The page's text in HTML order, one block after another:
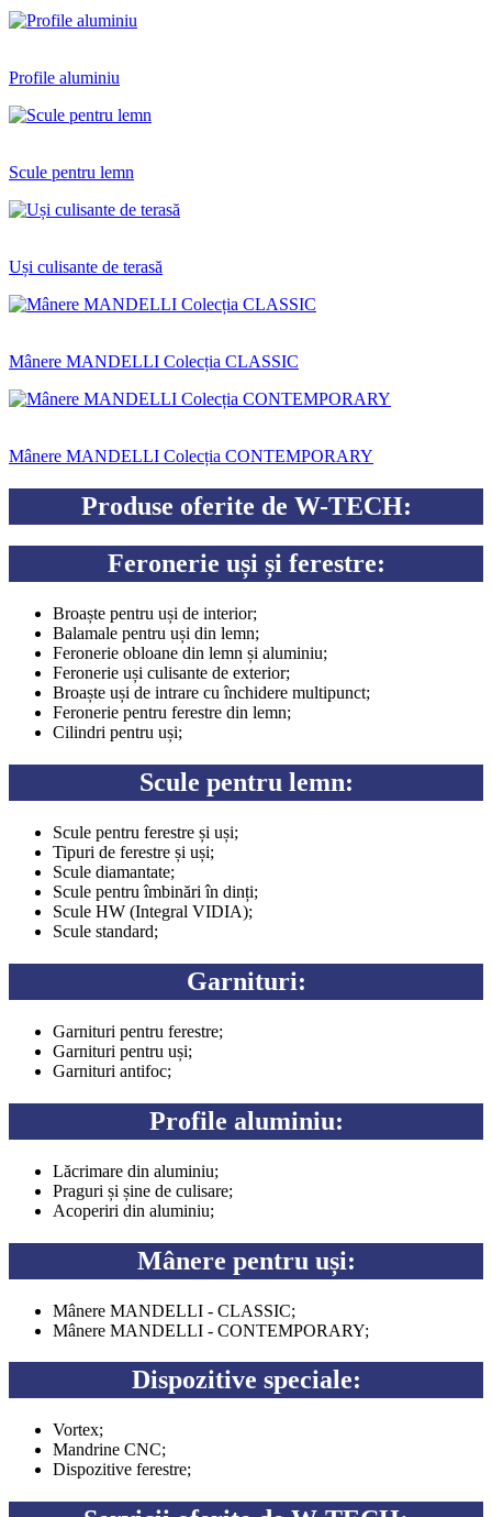
Profile aluminiu
Scule pentru lemn
Uși culisante de terasă
Mânere MANDELLI Colecția CLASSIC
Mânere MANDELLI Colecția CONTEMPORARY
Produse oferite de W-TECH:
Feronerie uși și ferestre:
Broaște pentru uși de interior;
Balamale pentru uși din lemn;
Feronerie obloane din lemn și aluminiu;
Feronerie uși culisante de exterior;
Broaște uși de intrare cu închidere multipunct;
Feronerie pentru ferestre din lemn;
Cilindri pentru uși;
Scule pentru lemn:
Scule pentru ferestre și uși;
Tipuri de ferestre și uși;
Scule diamantate;
Scule pentru îmbinări în dinți;
Scule HW (Integral VIDIA);
Scule standard;
Garnituri:
Garnituri pentru ferestre;
Garnituri pentru uși;
Garnituri antifoc;
Profile aluminiu:
Lăcrimare din aluminiu;
Praguri și șine de culisare;
Acoperiri din aluminiu;
Mânere pentru uși:
Mânere MANDELLI - CLASSIC;
Mânere MANDELLI - CONTEMPORARY;
Dispozitive speciale:
Vortex;
Mandrine CNC;
Dispozitive ferestre;